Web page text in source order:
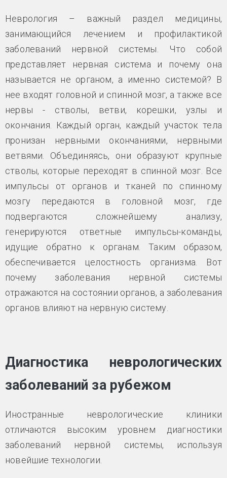
Неврология – важный раздел медицины,
занимающийся лечением и профилактикой
заболеваний нервной системы. Что собой
представляет нервная система и почему она
называется не органом, а именно системой? В
нее входят головной и спинной мозг, а также все
нервы - стволы, ветви, корешки, узлы и
окончания. Каждый орган, каждый участок тела
пронизан нервными окончаниями, нервными
ветвями. Объединяясь, они образуют крупные
стволы, которые переходят в спинной мозг. Все
импульсы от органов и тканей по спинному
мозгу передаются в головной мозг, где
подвергаются сложнейшему анализу,
генерируются ответные импульсы-команды,
идущие обратно к органам. Таким образом,
обеспечивается целостность организма. Вот
почему заболевания нервной системы
отражаются на состоянии органов, а заболевания
органов влияют на нервную систему.
Диагностика неврологических
заболеваний за рубежом
Иностранные неврологические клиники
отличаются высоким уровнем диагностики
заболеваний нервной системы, используя
новейшие технологии.